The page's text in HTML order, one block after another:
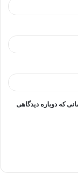
که دوباره دیدگاهی